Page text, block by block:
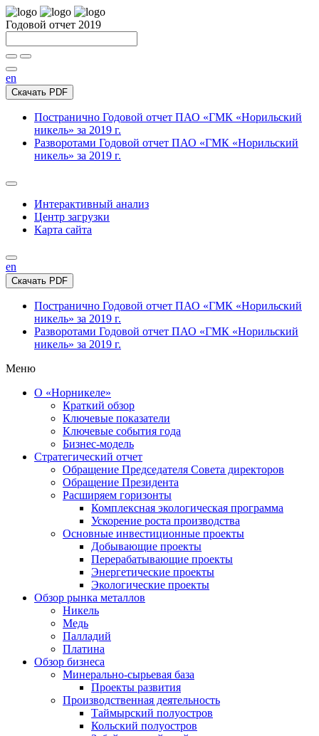
Годовой отчет 2019
en
Скачать PDF
Постранично Годовой отчет ПАО «ГМК «Норильский
никель» за 2019 г.
Разворотами Годовой отчет ПАО «ГМК «Норильский
никель» за 2019 г.
Интерактивный анализ
Центр загрузки
Карта сайта
en
Скачать PDF
Постранично Годовой отчет ПАО «ГМК «Норильский
никель» за 2019 г.
Разворотами Годовой отчет ПАО «ГМК «Норильский
никель» за 2019 г.
Меню
О «Норникеле»
Краткий обзор
Ключевые показатели
Ключевые события года
Бизнес-модель
Стратегический отчет
Обращение Председателя Совета директоров
Обращение Президента
Расширяем горизонты
Комплексная экологическая программа
Ускорение роста производства
Основные инвестиционные проекты
Добывающие проекты
Перерабатывающие проекты
Энергетические проекты
Экологические проекты
Обзор рынка металлов
Никель
Медь
Палладий
Платина
Обзор бизнеса
Минерально-сырьевая база
Проекты развития
Производственная деятельность
Таймырский полуостров
Кольский полуостров